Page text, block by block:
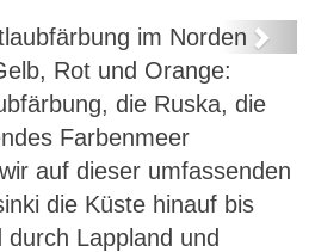
im
Norden
Next
Rot und Orange:
die Ruska, die
Farbenmeer
auf dieser umfassenden
die Küste hinauf bis
Lappland und